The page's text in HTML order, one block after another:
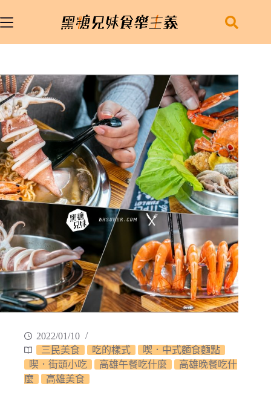
至
容
2022/01/10
三民美食
吃的樣式
喫．中式麵食麵點
喫．街頭小吃
高雄午餐吃什麼
高雄晚餐吃什
麼
高雄美食